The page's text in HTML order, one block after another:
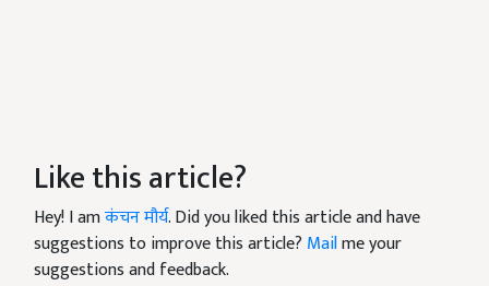
Like this article?
Hey! I amकंचन मौर्य. Did you liked this article and have
suggestions to improve this article? Mailme your
suggestions and feedback.